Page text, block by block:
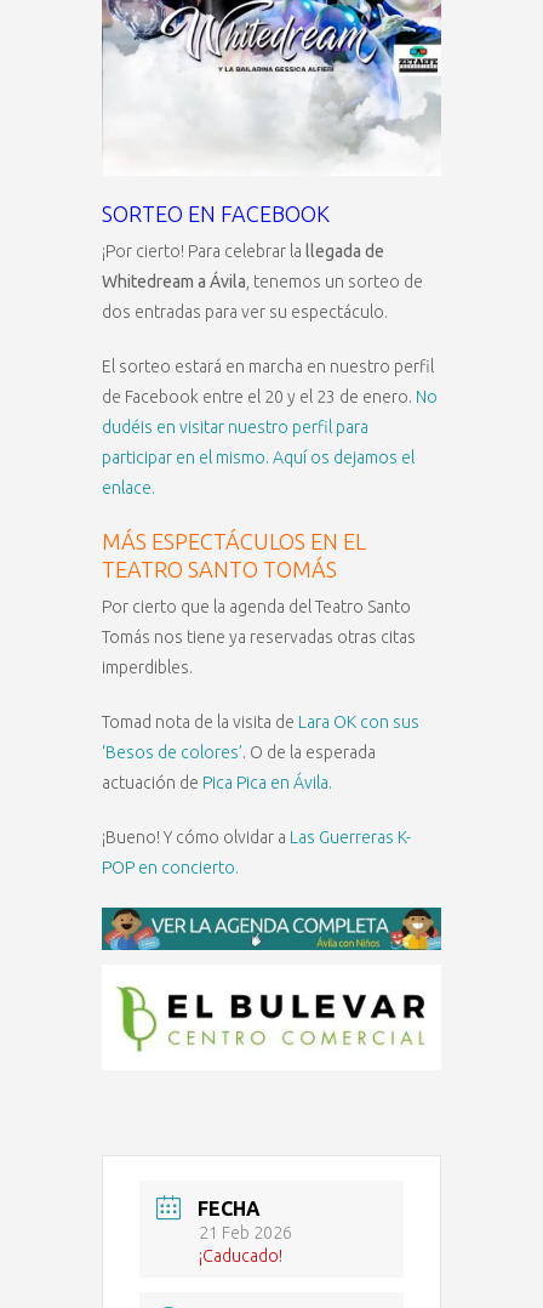
SORTEO EN FACEBOOK
¡Por cierto! Para celebrar la llegada de
Whitedream a Ávila , tenemos un sorteo de
dos entradas para ver su espectáculo.
El sorteo estará en marcha en nuestro perfil
de Facebook entre el 20 y el 23 de enero. No
dudéis en visitar nuestro perfil para
participar en el mismo. Aquí os dejamos el
enlace.
MÁS ESPECTÁCULOS EN EL
TEATRO SANTO TOMÁS
Por cierto que la agenda del Teatro Santo
Tomás nos tiene ya reservadas otras citas
imperdibles.
Tomad nota de la visita de Lara OK con sus
‘Besos de colores’. O de la esperada
actuación de Pica Pica en Ávila.
¡Bueno! Y cómo olvidar a Las Guerreras K-
POP en concierto.
FECHA
21 Feb 2026
¡Caducado!